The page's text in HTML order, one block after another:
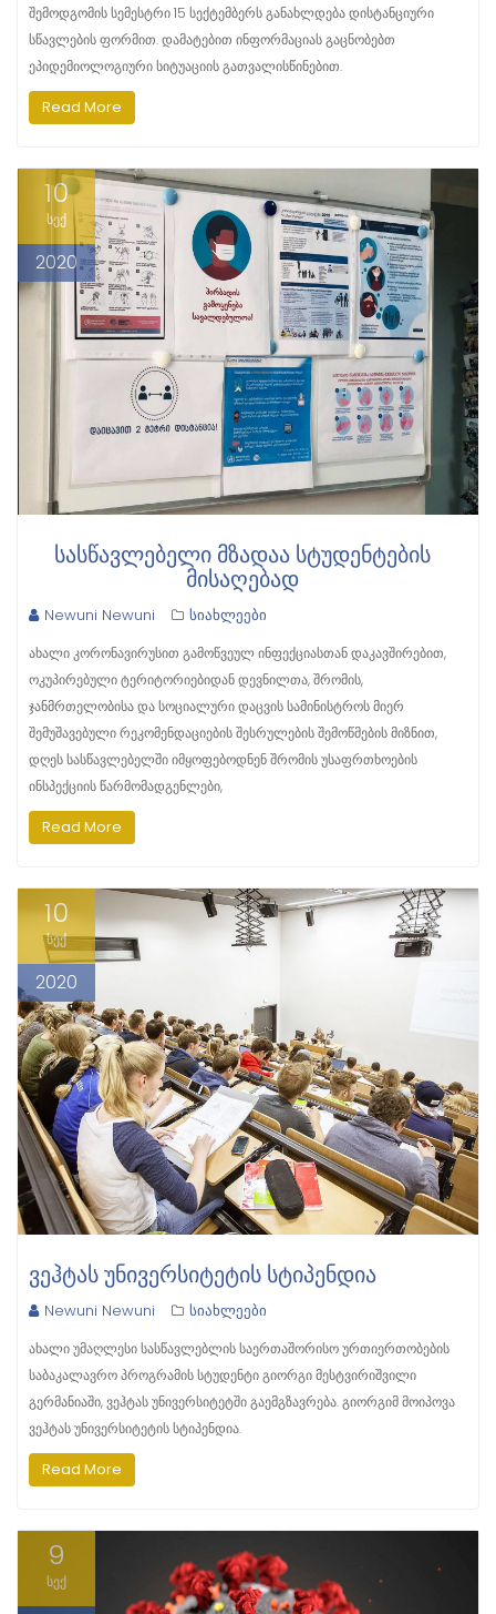
შემოდგომის სემესტრი 15 სექტემბერს განახლდება დისტანციური
სწავლების ფორმით. დამატებით ინფორმაციას გაცნობებთ
ეპიდემიოლოგიური სიტუაციის გათვალისწინებით.
Read More
10
სექ
2020
ᲡᲐᲡᲬᲐᲕᲚᲔᲑᲔᲚᲘ ᲛᲖᲐᲓᲐᲐ ᲡᲢᲣᲓᲔᲜᲢᲔᲑᲘᲡ
ᲛᲘᲡᲐᲦᲔᲑᲐᲓ
Newuni Newuni სიახლეები
ახალი კორონავირუსით გამოწვეულ ინფექციასთან დაკავშირებით,
ოკუპირებული ტერიტორიებიდან დევნილთა, შრომის,
ჯანმრთელობისა და სოციალური დაცვის სამინისტროს მიერ
შემუშავებული რეკომენდაციების შესრულების შემოწმების მიზნით,
დღეს სასწავლებელში იმყოფებოდნენ შრომის უსაფრთხოების
ინსპექციის წარმომადგენლები,
Read More
10
სექ
2020
ᲕᲔᲰᲢᲐᲡ ᲣᲜᲘᲕᲔᲠᲡᲘᲢᲔᲢᲘᲡ ᲡᲢᲘᲞᲔᲜᲓᲘᲐ
Newuni Newuni სიახლეები
ახალი უმაღლესი სასწავლებლის საერთაშორისო ურთიერთობების
საბაკალავრო პროგრამის სტუდენტი გიორგი მესტვირიშვილი
გერმანიაში, ვეჰტას უნივერსიტეტში გაემგზავრება. გიორგიმ მოიპოვა
ვეჰტას უნივერსიტეტის სტიპენდია.
Read More
9
სექ